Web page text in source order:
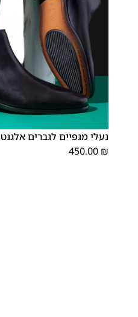
נעלי מגפיים לגברים אלגנט 2101-U1 שחור
450.00 ₪